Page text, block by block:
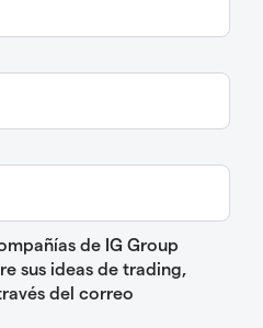
de IG Group
sus ideas de trading,
del correo